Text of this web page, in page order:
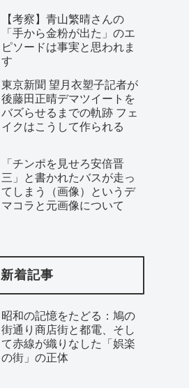
【考察】青山繁晴さんの
「手から金粉が出た」のエ
ピソードは事実と思われま
す
東京新聞 望月衣塑子記者が
後藤田正晴デマツイートを
バズらせるまでの軌跡 フェ
イクはこうして作られる
「チンポを見せろ安倍晋
三」と書かれたバスが走っ
てしまう（画像）というデ
マコラと元画像について
新着記事
昭和の記憶をたどる：鳩の
街通り商店街と都電、そし
て赤線が織りなした「娯楽
の街」の正体